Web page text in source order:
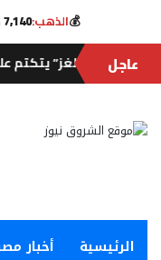
💰الذهب:7,140 ج.م
عاجل ⚡
الرئيسية أخبار